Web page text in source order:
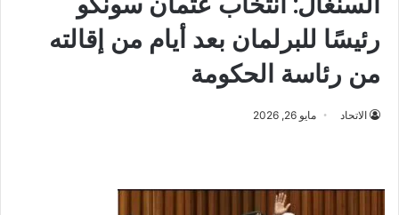
رئيسًا للبرلمان بعد أيام من إقالته
من رئاسة الحكومة
الاتحاد مايو 26, 2026